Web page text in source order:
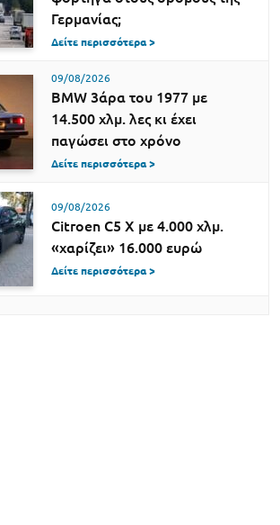
Γερμανίας;
Δείτε περισσότερα >
09/08/2026
BMW 3άρα του 1977 με
14.500 χλμ. λες κι έχει
παγώσει στο χρόνο
Δείτε περισσότερα >
09/08/2026
Citroen C5 X με 4.000 χλμ.
«χαρίζει» 16.000 ευρώ
Δείτε περισσότερα >